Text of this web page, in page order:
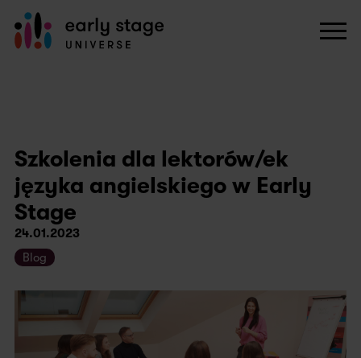
Szkolenia dla lektorów/ek
języka angielskiego w Early
Stage
24.01.2023
Blog